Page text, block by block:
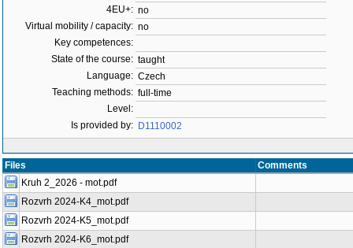
4EU+: no
Virtual mobility / capacity: no
Key competences:
State of the course: taught
Language: Czech
Teaching methods: full-time
Level:
Is provided by: D1110002
Files
Comments
Kruh 2_2026 - mot.pdf
Rozvrh 2024-K4_mot.pdf
Rozvrh 2024-K5_mot.pdf
Rozvrh 2024-K6_mot.pdf